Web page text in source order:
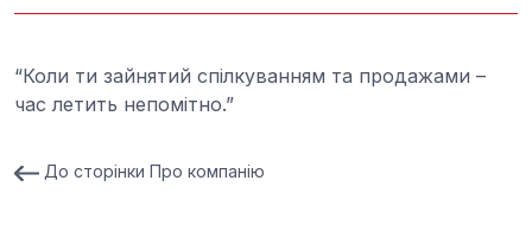
“Коли ти зайнятий спілкуванням та продажами –
час летить непомітно.”
До сторінки Про компанію